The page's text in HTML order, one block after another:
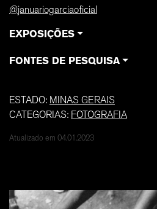
@januariogarciaoficial
EXPOSIÇÕES
FONTES DE PESQUISA
ESTADO: MINAS GERAIS
CATEGORIAS: FOTOGRAFIA
Atualizado em 04.01.2023